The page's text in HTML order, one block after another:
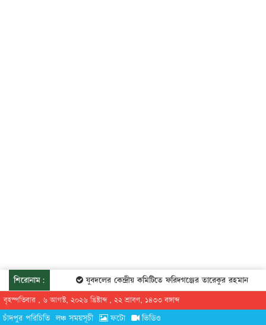
শিরোনাম: যুবদলের কেন্দ্রীয় কমিটিতে ফরিদগঞ্জের তারেকুর রহমান
বৃহস্পতিবার , ৬ আগস্ট, ২০২৬ খ্রিষ্টাব্দ , ২২ শ্রাবণ, ১৪৩৩ বঙ্গাব্দ
চাঁদপুর পরিচিতি লঞ্চ সময়সূচী ফটো ভিডিও